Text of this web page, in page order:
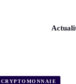
CRYPTOMONNAIE